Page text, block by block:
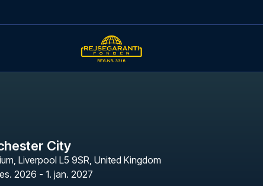
City
, Liverpool L5 9SR, United Kingdom
2026 - 1. jan. 2027